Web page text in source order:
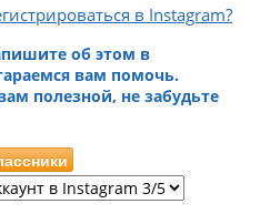
в Instagram?
об этом в
вам помочь.
полезной, не забудьте